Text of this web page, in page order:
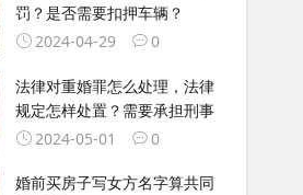
罚？是否需要扣押车辆？
2024-04-29
0
法律对重婚罪怎么处理，法律
规定怎样处置？需要承担刑事
2024-05-01
0
婚前买房子写女方名字算共同